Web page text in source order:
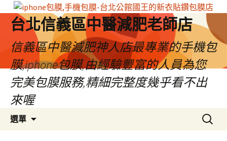
台北信義區中醫減肥老師店
信義區中醫減肥神人店最專業的手機包
膜,iphone包膜,由經驗豐富的人員為您
完美包膜服務,精細完整度幾乎看不出
來喔
選單
搜
尋